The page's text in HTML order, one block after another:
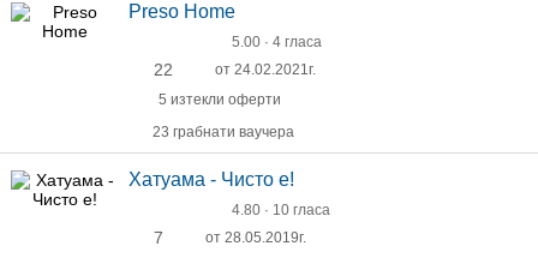
Preso Home
5.00 · 4 гласа
22
от 24.02.2021г.
5 изтекли оферти
23 грабнати ваучера
Хатуама - Чисто е!
4.80 · 10 гласа
7
от 28.05.2019г.